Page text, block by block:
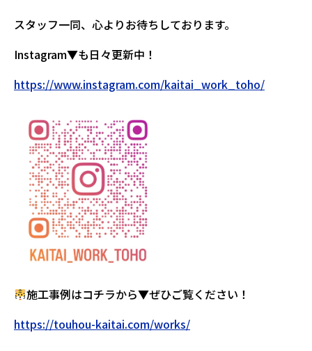
スタッフ一同、心よりお待ちしております。
Instagram▼も日々更新中！
https://www.instagram.com/kaitai_work_toho/
施工事例はコチラから▼ぜひご覧ください！
https://touhou-kaitai.com/works/